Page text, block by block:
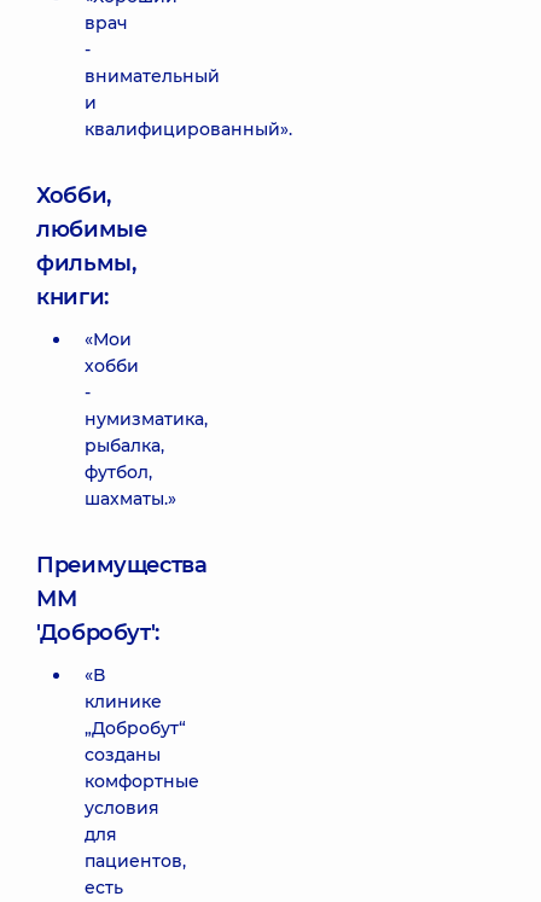
врач
-
внимательный
и
квалифицированный».
Хобби,
любимые
фильмы,
книги:
«Мои
хобби
-
нумизматика,
рыбалка,
футбол,
шахматы.»
Преимущества
ММ
'Добробут':
«В
клинике
„Добробут“
созданы
комфортные
условия
для
пациентов,
есть